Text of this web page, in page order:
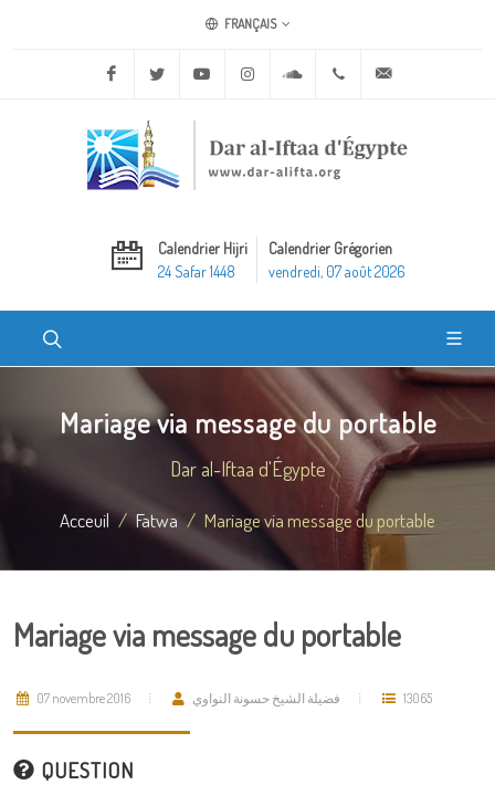
FRANÇAIS
Facebook Twitter Youtube Instagram Soundcloud+20 2 25970400
Calendrier Hijri
24 Safar 1448
Calendrier Grégorien
vendredi, 07 août 2026
Mariage via message du portable
Dar al-Iftaa d'Égypte
Acceuil Fatwa Mariage via message du portable
Mariage via message du portable
07 novembre 2016 فضيلة الشيخ حسونة النواوي 13065
QUESTION